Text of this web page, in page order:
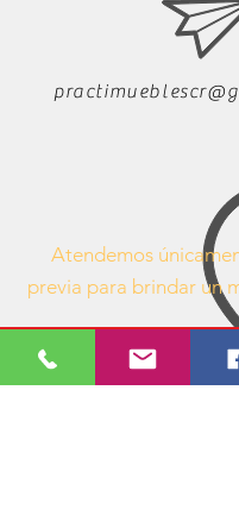
Atendemos
previa para brindar un